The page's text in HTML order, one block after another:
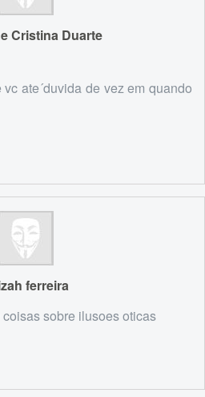
Cristina Duarte
ate´duvida de vez em quando
ferreira
sobre ilusoes oticas